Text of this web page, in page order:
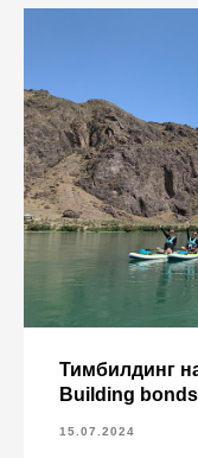
Тимбилдинг
Building bonds
15.07.2024